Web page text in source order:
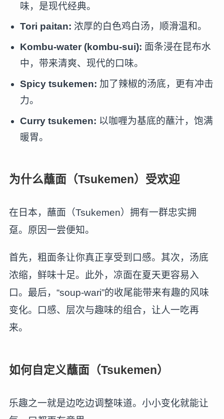
味，是现代经典。
Tori paitan: 浓厚的白色鸡白汤，顺滑温和。
Kombu-water (kombu-sui): 面条浸在昆布水
中，带来清爽、现代的口味。
Spicy tsukemen: 加了辣椒的汤底，更有冲击
力。
Curry tsukemen: 以咖喱为基底的蘸汁，饱满
暖胃。
为什么蘸面（Tsukemen）受欢迎
在日本，蘸面（Tsukemen）拥有一群忠实拥
趸。原因一尝便知。
首先，粗面条让你真正享受到口感。其次，汤底
浓缩，鲜味十足。此外，凉面在夏天更容易入
口。最后，“soup-wari”的收尾能带来有趣的风味
变化。口感、层次与趣味的组合，让人一吃再
来。
如何自定义蘸面（Tsukemen）
乐趣之一就是边吃边调整味道。小小变化就能让